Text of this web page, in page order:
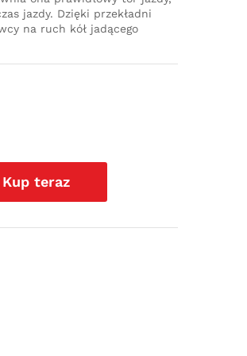
jazdy. Dzięki przekładni
na ruch kół jadącego
Kup teraz